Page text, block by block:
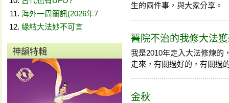
海外一周簡訊(2026年7
緣結大法妙不可言
神韻特輯
生的兩件事，與大家分享。
醫院不治的我修大法
我是2010年走入大法修煉的
走來，有關過好的，有關過
金秋